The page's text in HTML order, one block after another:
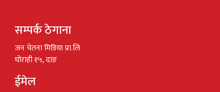
सम्पर्क ठेगाना
जन चेतना मिडिया प्रा.लि
घोराही १५, दाङ
ईमेल